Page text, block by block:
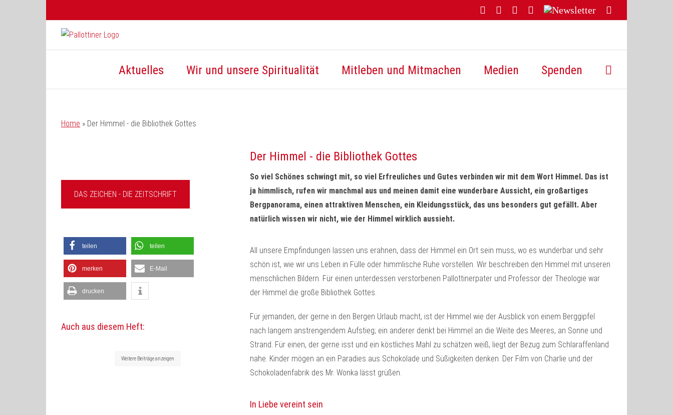
FacebookYouTubeInstagram
Threads
Newsletter
Mail
Aktuelles Wir und unsere Spiritualität Mitleben und Mitmachen Medien Spenden
Home » Der Himmel - die Bibliothek Gottes
DAS ZEICHEN - DIE ZEITSCHRIFT
teilen teilen
merken E-Mail
drucken
Auch aus diesem Heft:
Weitere Beiträge anzeigen
Der Himmel - die Bibliothek Gottes
So viel Schönes schwingt mit, so viel Erfreuliches und Gutes verbinden wir mit dem Wort Himmel. Das ist
ja himmlisch, rufen wir manchmal aus und meinen damit eine wunderbare Aussicht, ein großartiges
Bergpanorama, einen attraktiven Menschen, ein Kleidungsstück, das uns besonders gut gefällt. Aber
natürlich wissen wir nicht, wie der Himmel wirklich aussieht.
All unsere Empfindungen lassen uns erahnen, dass der Himmel ein Ort sein muss, wo es wunderbar und sehr
schön ist, wie wir uns Leben in Fülle oder himmlische Ruhe vorstellen. Wir beschreiben den Himmel mit unseren
menschlichen Bildern. Für einen unterdessen verstorbenen Pallottinerpater und Professor der Theologie war
der Himmel die große Bibliothek Gottes.
Für jemanden, der gerne in den Bergen Urlaub macht, ist der Himmel wie der Ausblick von einem Berggipfel
nach langem anstrengendem Aufstieg; ein anderer denkt bei Himmel an die Weite des Meeres, an Sonne und
Strand. Für einen, der gerne isst und ein köstliches Mahl zu schätzen weiß, liegt der Bezug zum Schlaraffenland
nahe. Kinder mögen an ein Paradies aus Schokolade und Süßigkeiten denken. Der Film von Charlie und der
Schokoladenfabrik des Mr. Wonka lässt grüßen.
In Liebe vereint sein